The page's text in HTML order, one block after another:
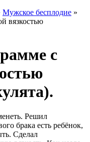
Мужское бесплодие »
вязкостью
с
Решил
брака есть ребёнок,
Сделал